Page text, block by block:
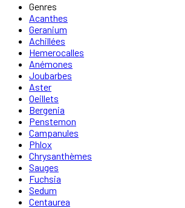
Genres
Acanthes
Geranium
Achillées
Hemerocalles
Anémones
Joubarbes
Aster
Oeillets
Bergenia
Penstemon
Campanules
Phlox
Chrysanthèmes
Sauges
Fuchsia
Sedum
Centaurea